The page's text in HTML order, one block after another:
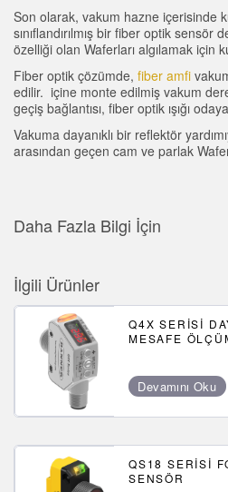
Son olarak, vakum hazne içerisinde
sınıflandırılmış bir fiber optik sensör
özelliği olan Waferları algılamak için
Fiber optik çözümde, fiber amfi
edilir. içine monte edilmiş vakum
geçiş bağlantısı, fiber optik ışığı
Vakuma dayanıklı bir reflektör
arasından geçen cam ve parlak
Daha Fazla Bilgi İçin
İlgili Ürünler
Q4X SERISI
MESAFE
Devamını Oku
QS18 SERISI
SENSÖR